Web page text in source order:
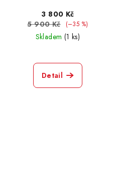
3 800 Kč
5 900 Kč
(–35 %)
Skladem (1 ks)
Detail